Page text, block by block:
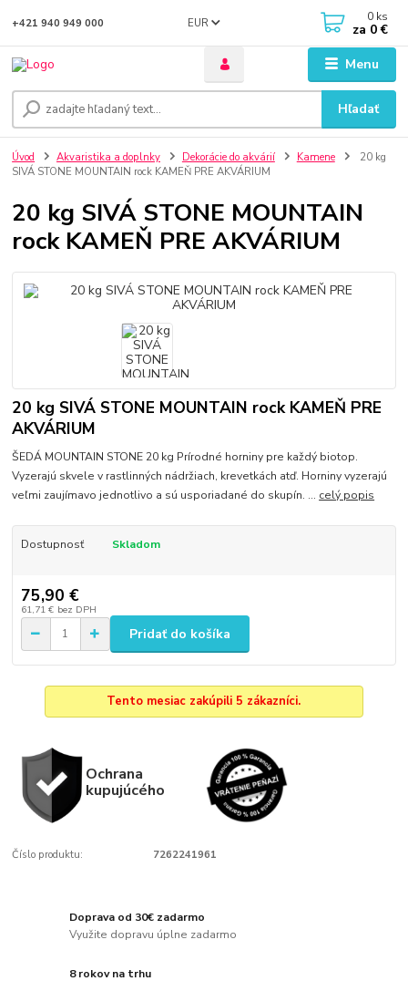
Menu
EUR
Hľadať
+421 940 949 000 0 ks
za 0 €
Úvod Akvaristika a doplnky Dekorácie do akvárií Kamene
20 kg
SIVÁ STONE MOUNTAIN rock KAMEŇ PRE AKVÁRIUM
20 kg SIVÁ STONE MOUNTAIN
rock KAMEŇ PRE AKVÁRIUM
20 kg SIVÁ STONE MOUNTAIN rock KAMEŇ PRE
AKVÁRIUM
ŠEDÁ MOUNTAIN STONE 20 kg Prírodné horniny pre každý biotop.
Vyzerajú skvele v rastlinných nádržiach, krevetkách atď. Horniny vyzerajú
veľmi zaujímavo jednotlivo a sú usporiadané do skupín. ... celý popis
Dostupnosť Skladom
75,90 €
61,71 € bez DPH
Pridať do košíka
Tento mesiac zakúpili 5 zákazníci.
Ochrana
kupujúcého
Číslo produktu: 7262241961
Doprava od 30€ zadarmo
Využite dopravu úplne zadarmo
8 rokov na trhu